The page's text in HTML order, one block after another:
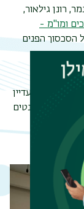
רונן גילאור,
ומו"מ -
הסכסוך הפנים
הקהילה
שעדיין
את הסטודנטים